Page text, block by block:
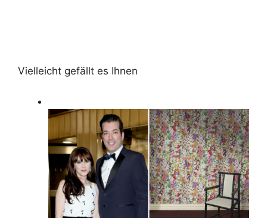
Vielleicht gefällt es Ihnen